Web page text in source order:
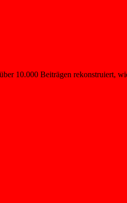
10.000 Beiträgen rekonstruiert,